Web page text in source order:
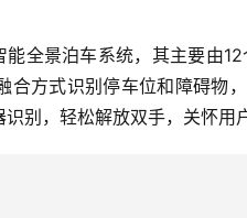
全景泊车系统，其主要由
合方式识别停车位和障碍物
别，轻松解放双手，关怀用